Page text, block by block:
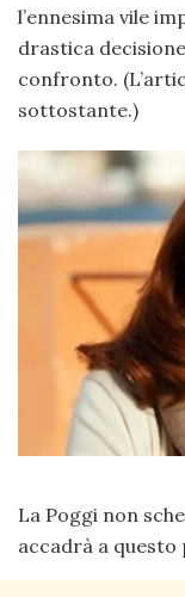
l’ennesima vile
drastica
confronto.
sottostante.)
La Poggi non
accadrà a questo